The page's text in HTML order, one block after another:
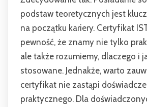
podstaw teoretycznych jest
na początku kariery. Certyfikat
pewność, że znamy nie tylko
ale także rozumiemy, dlaczego i
stosowane. Jednakże, warto
certyfikat nie zastąpi
praktycznego. Dla